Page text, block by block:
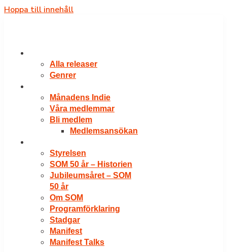
Hoppa till innehåll
Alla releaser
Genrer
Månadens Indie
Våra medlemmar
Bli medlem
Medlemsansökan
Styrelsen
SOM 50 år – Historien
Jubileumsåret – SOM
50 år
Om SOM
Programförklaring
Stadgar
Manifest
Manifest Talks